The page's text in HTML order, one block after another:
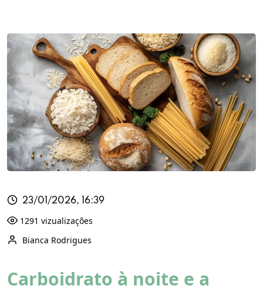
23/01/2026, 16:39
1291 vizualizações
Bianca Rodrigues
Carboidrato à noite e a